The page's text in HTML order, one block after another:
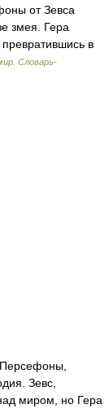
от Зевса
змея. Гера
в
Словарь-
Зевс,
миром, но Гера